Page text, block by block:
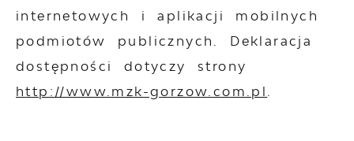
internetowych i aplikacji mobilnych
podmiotów publicznych. Deklaracja
dostępności dotyczy strony
http://www.mzk-gorzow.com.pl .